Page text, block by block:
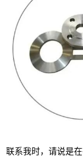
联系我时，请说是在